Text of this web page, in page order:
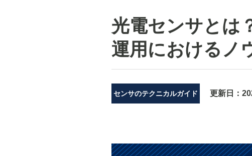
光電センサとは
運用におけるノ
センサのテクニカルガイド 更新日：